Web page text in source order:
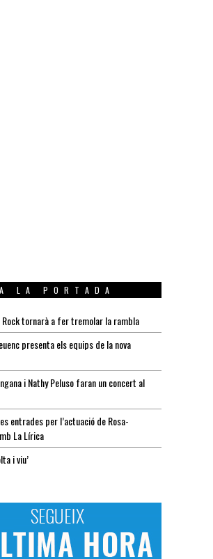
A LA PORTADA
Rock tornarà a fer tremolar la rambla
presenta els equips de la nova
i Nathy Peluso faran un concert al
entrades per l’actuació de Rosa-
La Lírica
i viu’